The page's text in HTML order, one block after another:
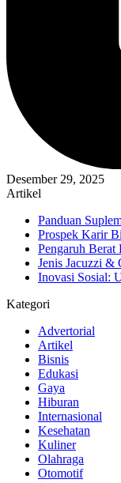
Desember 29, 2025
Artikel
Panduan
Prospek Karir
Pengaruh Berat
Jenis Jacuzzi &
Inovasi Sosial:
Kategori
Advertorial
Artikel
Bisnis
Edukasi
Gaya
Hiburan
Internasional
Kesehatan
Kuliner
Olahraga
Otomotif